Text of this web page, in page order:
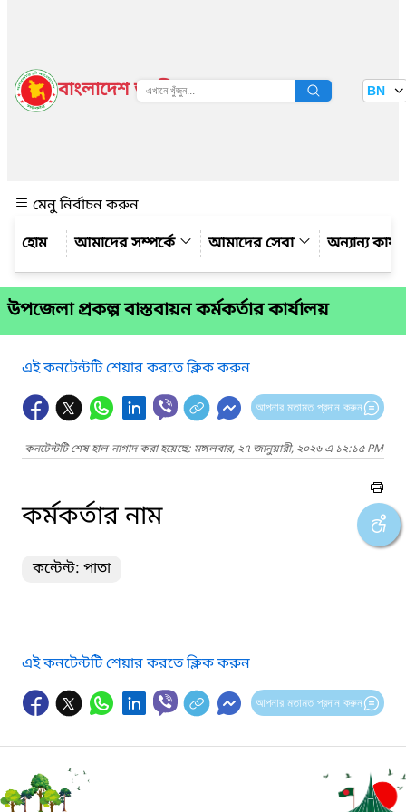
বাংলাদেশ জাতীয় তথ্য বাতায়ন BN
মেনু নির্বাচন করুন
আমাদের সম্পর্কে
আমাদের সেবা অন্যান্য
উপজেলা প্রকল্প বাস্তবায়ন কর্মকর্তার কার্যালয়
এই কনটেন্টটি শেয়ার করতে ক্লিক করুন
আপনার মতামত প্রদান করুন
কনটেন্টটি শেষ হাল-নাগাদ করা হয়েছে: মঙ্গলবার, ২৭ জানুয়ারী, ২০২৬ এ ১২:১৫ PM
কর্মকর্তার নাম
কন্টেন্ট: পাতা
এই কনটেন্টটি শেয়ার করতে ক্লিক করুন
আপনার মতামত প্রদান করুন